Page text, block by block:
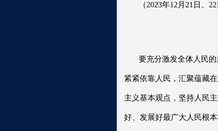
（2023年12月21日、
要充分激发全体人民
紧紧依靠人民，汇聚蕴藏
主义基本观点，坚持人民
好、发展好最广大人民根